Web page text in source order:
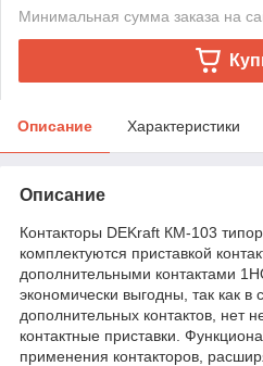
Минимальная сумма заказа на
Описание Характеристики
Описание
Контакторы DEKraft КМ-103
комплектуются приставкой
дополнительными контактами
экономически выгодны, так как в
дополнительных контактов, нет
контактные приставки.
применения контакторов,